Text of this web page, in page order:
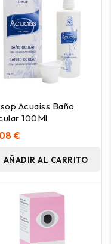
Acuaiss Baño
100Ml
€
AÑADIR AL CARRITO